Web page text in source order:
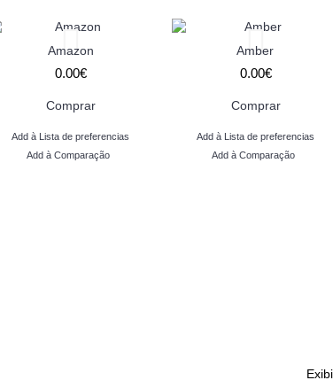
Amazon
0.00€
Comprar
Add à Lista de preferencias
Add à Comparação
Amber
0.00€
Comprar
Add à Lista de preferencias
Add à Comparação